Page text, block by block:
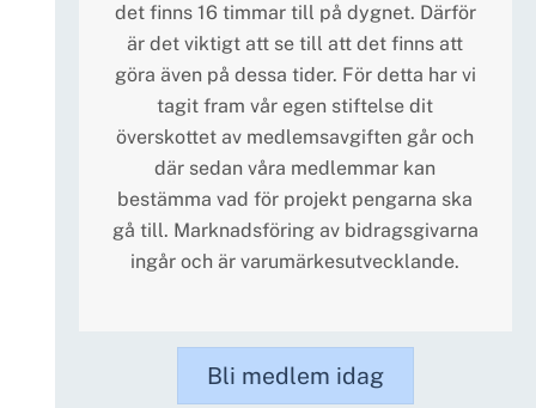
det finns 16 timmar till på dygnet. Därför
är det viktigt att se till att det finns att
göra även på dessa tider. För detta har vi
tagit fram vår egen stiftelse dit
överskottet av medlemsavgiften går och
där sedan våra medlemmar kan
bestämma vad för projekt pengarna ska
gå till. Marknadsföring av bidragsgivarna
ingår och är varumärkesutvecklande.
Bli medlem idag